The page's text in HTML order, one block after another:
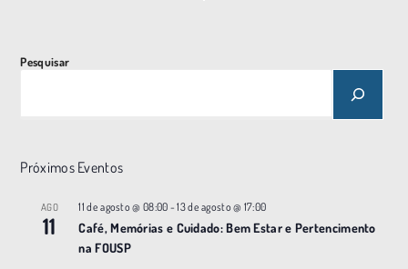
N
g
Pesquisar
Próximos Eventos
AGO
11
11 de agosto @ 08:00 -13 de agosto @ 17:00
Café, Memórias e Cuidado: Bem Estar e Pertencimento
na FOUSP